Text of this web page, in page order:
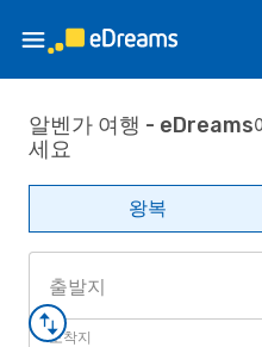
알벤가 여행 - eDreams
세요
왕복
출발지
도착지